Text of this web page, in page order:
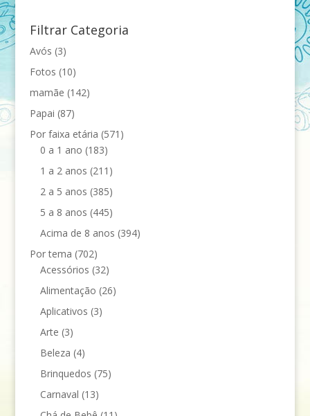
Filtrar Categoria
Avós (3)
Fotos (10)
mamãe (142)
Papai (87)
Por faixa etária (571)
0 a 1 ano (183)
1 a 2 anos (211)
2 a 5 anos (385)
5 a 8 anos (445)
Acima de 8 anos (394)
Por tema (702)
Acessórios (32)
Alimentação (26)
Aplicativos (3)
Arte (3)
Beleza (4)
Brinquedos (75)
Carnaval (13)